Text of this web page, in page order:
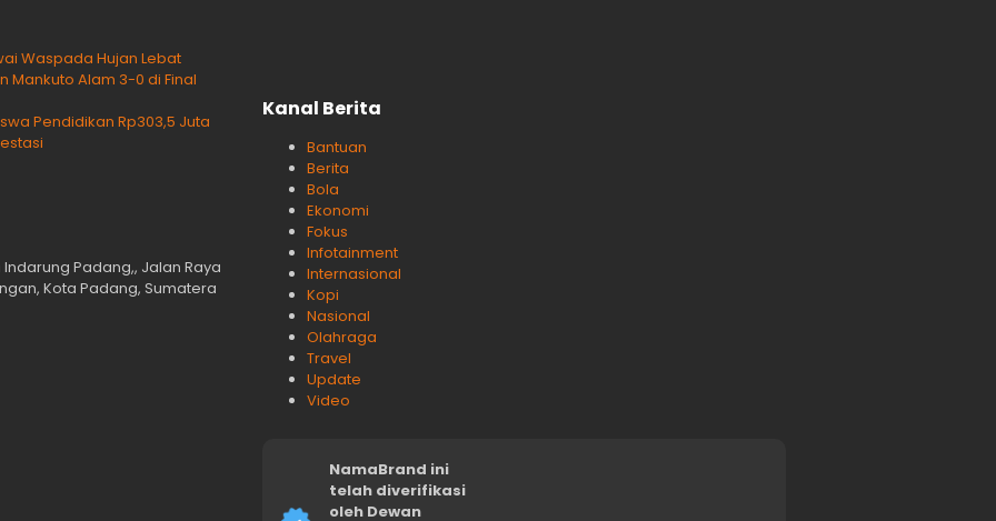
Waspada Hujan Lebat
Mankuto Alam 3-0 di Final
Pendidikan Rp303,5 Juta
Indarung Padang,, Jalan Raya
Kota Padang, Sumatera
Kanal Berita
Bantuan
Berita
Bola
Ekonomi
Fokus
Infotainment
Internasional
Kopi
Nasional
Olahraga
Travel
Update
Video
NamaBrand ini
telah diverifikasi
oleh Dewan